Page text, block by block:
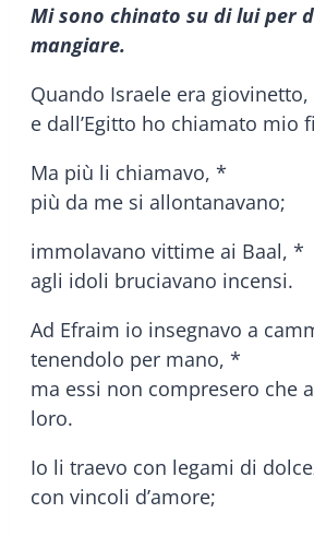
Mi sono chinato su di lui per
mangiare.
Quando Israele era
e dall’Egitto ho chiamato mio
Ma più li chiamavo, *
più da me si allontanavano;
immolavano vittime ai Baal, *
agli idoli bruciavano incensi.
Ad Efraim io insegnavo a
tenendolo per mano, *
ma essi non compresero che
loro.
Io li traevo con legami di
con vincoli d’amore;